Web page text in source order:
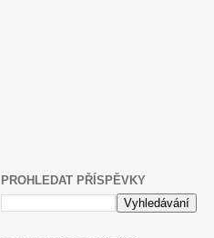
PROHLEDAT PŘÍSPĚVKY